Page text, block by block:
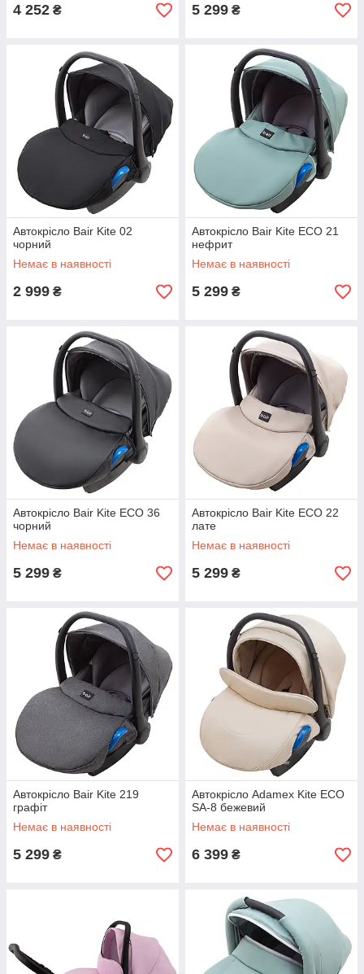
4 252 ₴ 5 299 ₴
Автокрісло Bair Kite 02
чорний
Немає в наявності
2 999 ₴
Автокрісло Bair Kite ECO 21
нефрит
Немає в наявності
5 299 ₴
Автокрісло Bair Kite ECO 36
чорний
Немає в наявності
5 299 ₴
Автокрісло Bair Kite ECO 22
лате
Немає в наявності
5 299 ₴
Автокрісло Bair Kite 219
графіт
Немає в наявності
5 299 ₴
Автокрісло Adamex Kite ECO
SA-8 бежевий
Немає в наявності
6 399 ₴